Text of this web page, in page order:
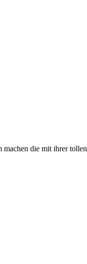
machen die mit ihrer tollen